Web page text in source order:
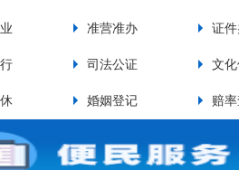
关于废止部分行政规范性文件和政
关于印发《最靠谱的网赌软件运动
准营准办 证
司法公证 文
婚姻登记 赔